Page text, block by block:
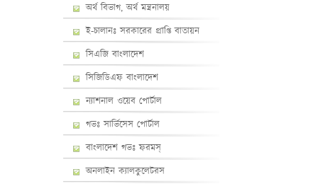
অর্থ বিভাগ, অর্থ মন্ত্রনালয়
ই-চালানঃ সরকারের প্রাপ্তি বাতায়ন
সিএজি বাংলাদেশ
সিজিডিএফ বাংলাদেশ
ন্যাশনাল ওয়েব পোর্টাল
গভঃ সার্ভিসেস পোর্টাল
বাংলাদেশ গভঃ ফরমস্‌
অনলাইন ক্যালকুলেটরস